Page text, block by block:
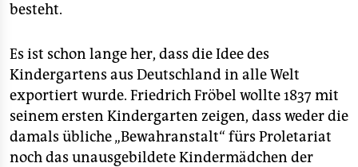
besteht.
Es ist schon lange her, dass die Idee des
Kindergartens aus Deutschland in alle Welt
exportiert wurde. Friedrich Fröbel wollte 1837 mit
seinem ersten Kindergarten zeigen, dass weder die
damals übliche „Bewahranstalt“ fürs Proletariat
noch das unausgebildete Kindermädchen der